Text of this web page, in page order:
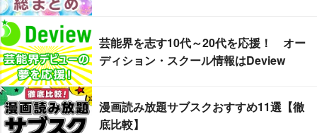
芸能界を志す10代～20代を応援！ オー
ディション・スクール情報はDeview
漫画読み放題サブスクおすすめ11選【徹
底比較】